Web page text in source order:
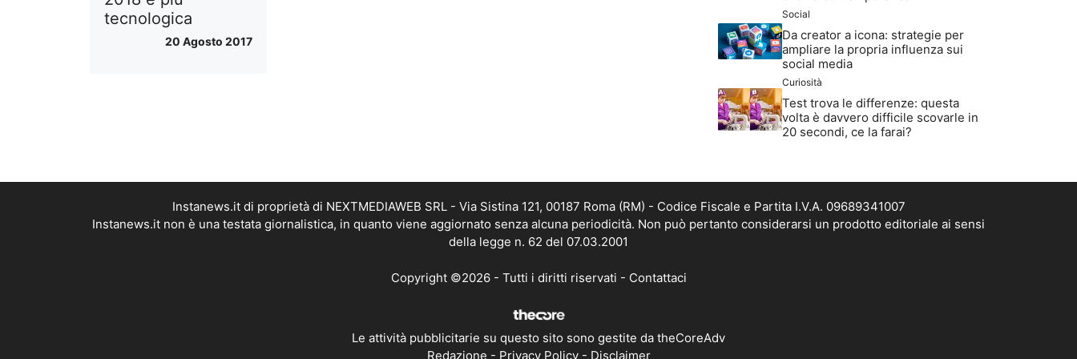
tecnologica
20 Agosto 2017
Social
Da creator a icona: strategie per
ampliare la propria influenza sui
social media
Curiosità
Test trova le differenze: questa
volta è davvero difficile scovarle in
20 secondi, ce la farai?
Instanews.it di proprietà di NEXTMEDIAWEB SRL - Via Sistina 121, 00187 Roma (RM) - Codice Fiscale e Partita I.V.A. 09689341007
Instanews.it non è una testata giornalistica, in quanto viene aggiornato senza alcuna periodicità. Non può pertanto considerarsi un prodotto editoriale ai sensi
della legge n. 62 del 07.03.2001
Copyright ©2026 - Tutti i diritti riservati - Contattaci
Le attività pubblicitarie su questo sito sono gestite da theCoreAdv
Redazione - Privacy Policy- Disclaimer